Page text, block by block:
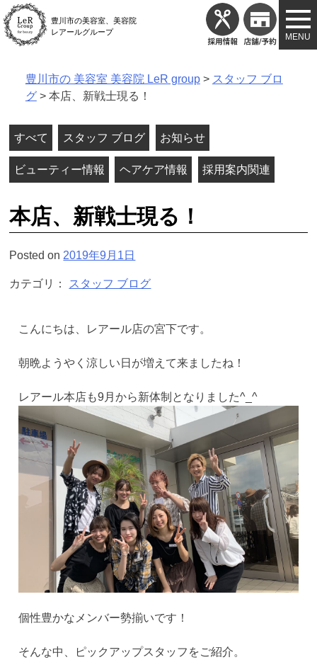
Skip
to
content
豊川市の美容室、美容院
レアールグループ
豊川市の 美容室 美容院 LeR group> スタッフ ブロ
グ> 本店、新戦士現る！
すべて スタッフ ブログ お知らせ
ビューティー情報 ヘアケア情報 採用案内関連
本店、新戦士現る！
Posted on 2019年9月1日
カテゴリ： スタッフ ブログ
こんにちは、レアール店の宮下です。
朝晩ようやく涼しい日が増えて来ましたね！
レアール本店も9月から新体制となりました^_^
個性豊かなメンバー勢揃いです！
そんな中、ピックアップスタッフをご紹介。